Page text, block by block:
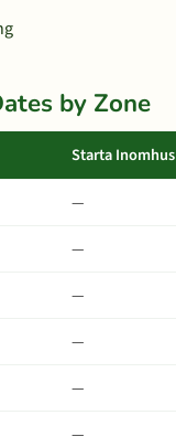
by Zone
Starta Inomhus
—
—
—
—
—
—